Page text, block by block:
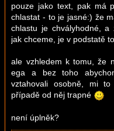
pouze jako text, pak má
chlastat - to je jasné:) že
chlastu je chvályhodné,
jak chceme, je v podstatě
ale vzhledem k tomu, že
ega a bez toho
vztahovali osobně, mi
případě od něj trapné
není úplněk?